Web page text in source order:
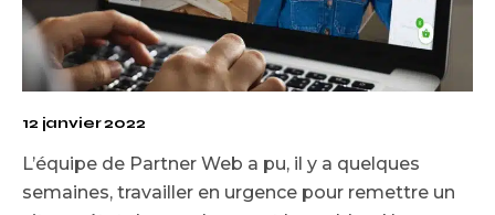
12 janvier 2022
L’équipe de Partner Web a pu, il y a quelques
semaines, travailler en urgence pour remettre un